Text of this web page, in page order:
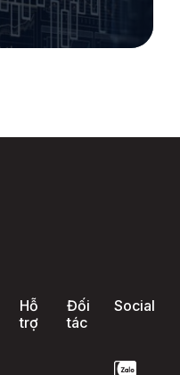
Hỗ
trợ
Đối
tác
Social